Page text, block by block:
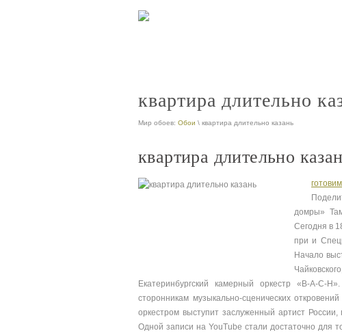
квартира длительно
Мир обоев: Обои \ квартира длительно казань
квартира длительно
домры»
Сегодня в
при и
Начало
Екатеринбургский камерный оркестр «B-A-
сторонникам музыкально-сценических
оркестром выступит заслуженный артист
Одной записи на YouTube стали достаточно для